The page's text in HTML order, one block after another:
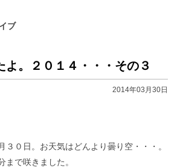
ブ
よ。２０１４・・・その３
2014年03月30日
３０日。お天気はどんより曇り空・・・。
まで咲きました。